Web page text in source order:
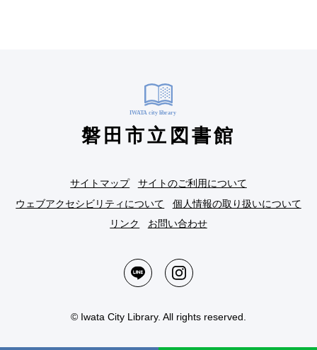
磐田市立図書館
サイトマップ
サイトのご利用について
ウェブアクセシビリティについて
個人情報の取り扱いについて
リンク
お問い合わせ
© Iwata City Library. All rights reserved.